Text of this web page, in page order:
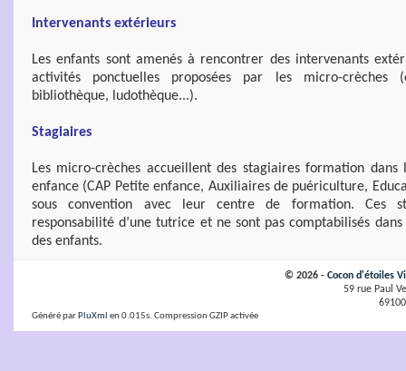
Intervenants extérieurs
Les enfants sont amenés à rencontrer des intervenants
activités ponctuelles proposées par les micro-crèches
bibliothèque, ludothèque...).
Stagiaires
Les micro-crèches accueillent des stagiaires formation
enfance (CAP Petite enfance, Auxiliaires de puériculture,
sous convention avec leur centre de formation. Ces
responsabilité d’une tutrice et ne sont pas comptabilisés dans
des enfants.
© 2026 - Cocon d'étoiles
59 rue Paul
Généré par PluXml en 0.015s. Compression GZIP activée